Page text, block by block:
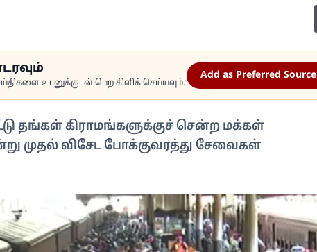
உடனுக்குடன் பெற கிளிக் செய்யவும்.
Add as Preferred Source
தங்கள் கிராமங்களுக்குச் சென்ற மக்கள்
முதல் விசேட போக்குவரத்து சேவைகள்